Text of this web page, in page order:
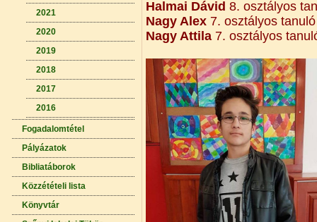
2021
2020
2019
2018
2017
2016
Fogadalomtétel
Pályázatok
Bibliatáborok
Közzétételi lista
Könyvtár
Halmai Dávid 8. osztályos
Nagy Alex 7. osztályos tanuló
Nagy Attila 7. osztályos